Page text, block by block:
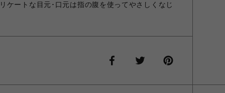
ケートな目元･口元は指の腹を使ってやさしくなじ